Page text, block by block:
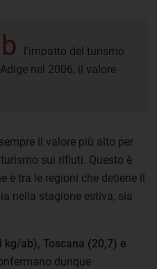
l'impatto del turismo
nel 2006, il valore
il valore più alto per
sui rifiuti. Questo è
è tra le regioni che detiene il
nella stagione estiva, sia
kg/ab), Toscana (20,7) e
dunque